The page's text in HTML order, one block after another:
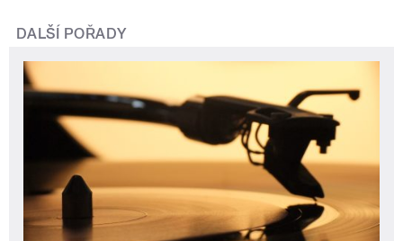
DALŠÍ POŘADY